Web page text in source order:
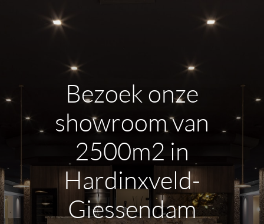
Bezoek onze
showroom van
2500m2 in
Hardinxveld-
Giessendam